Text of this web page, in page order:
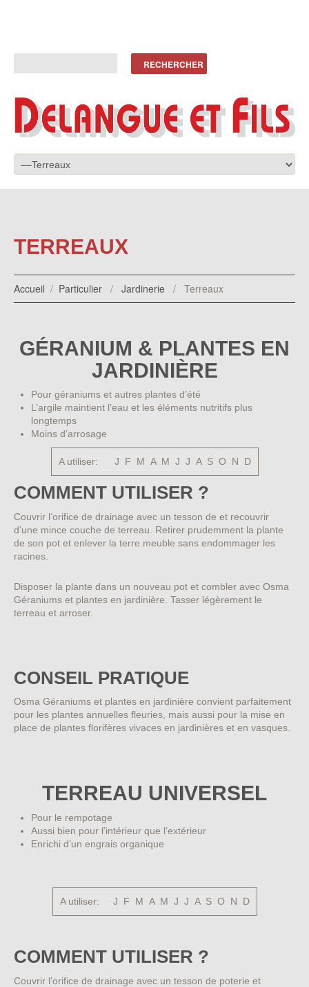
TERREAUX
Accueil / Particulier / Jardinerie / Terreaux
GÉRANIUM & PLANTES EN
JARDINIÈRE
Pour géraniums et autres plantes d’été
L’argile maintient l’eau et les éléments nutritifs plus
longtemps
Moins d’arrosage
A utiliser: J F M A M J J A S O N D
COMMENT UTILISER ?
Couvrir l’orifice de drainage avec un tesson de et recouvrir
d’une mince couche de terreau. Retirer prudemment la plante
de son pot et enlever la terre meuble sans endommager les
racines.
Disposer la plante dans un nouveau pot et combler avec Osma
Géraniums et plantes en jardinière. Tasser légèrement le
terreau et arroser.
CONSEIL PRATIQUE
Osma Géraniums et plantes en jardinière convient parfaitement
pour les plantes annuelles fleuries, mais aussi pour la mise en
place de plantes florifères vivaces en jardinières et en vasques.
TERREAU UNIVERSEL
Pour le rempotage
Aussi bien pour l’intérieur que l’extérieur
Enrichi d’un engrais organique
A utiliser: J F M A M J J A S O N D
COMMENT UTILISER ?
Couvrir l’orifice de drainage avec un tesson de poterie et